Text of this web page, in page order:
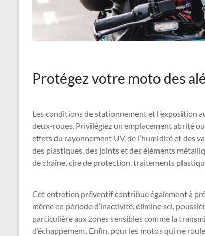
Protégez votre moto des
Les conditions de stationnement et l’exposition
deux-roues. Privilégiez un emplacement abrité
effets du rayonnement UV, de l’humidité et des
des plastiques, des joints et des éléments
de chaîne, cire de protection, traitements
Cet entretien préventif contribue également à
même en période d’inactivité, élimine sel,
particulière aux zones sensibles comme la
d’échappement. Enfin, pour les motos qui ne